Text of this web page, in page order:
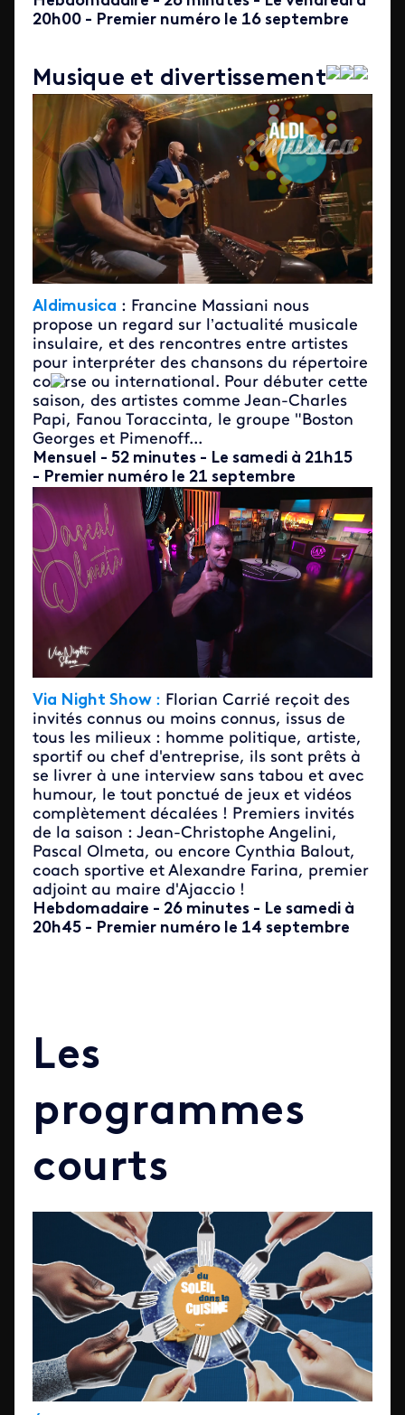
20h00 - Premier numéro le 16 septembre
Musique et divertissement
Aldimusica : Francine Massiani nous
propose un regard sur l’actualité musicale
insulaire, et des rencontres entre artistes
pour interpréter des chansons du répertoire
co
​rse ou international. Pour débuter cette
saison, des artistes comme Jean-Charles
Papi, Fanou Toraccinta, le groupe "Boston
Georges et Pimenoff...
Mensuel - 52 minutes - Le samedi à 21h15
- Premier numéro le 21 septembre
Via Night Show : Florian Carrié reçoit des
invités connus ou moins connus, issus de
tous les milieux : homme politique, artiste,
sportif ou chef d'entreprise, ils sont prêts à
se livrer à une interview sans tabou et avec
humour, le tout ponctué de jeux et vidéos
complètement décalées ! Premiers invités
de la saison : Jean-Christophe Angelini,
Pascal Olmeta, ou encore Cynthia Balout,
coach sportive et Alexandre Farina, premier
adjoint au maire d'Ajaccio !
Hebdomadaire - 26 minutes - Le samedi à
20h45 - Premier numéro le 14 septembre
Les
programmes
courts